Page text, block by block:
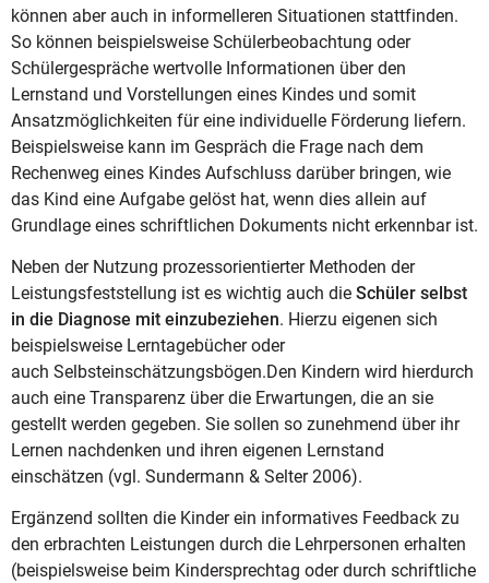
können aber auch in informelleren Situationen stattfinden.
So können beispielsweise Schülerbeobachtung oder
Schülergespräche wertvolle Informationen über den
Lernstand und Vorstellungen eines Kindes und somit
Ansatzmöglichkeiten für eine individuelle Förderung liefern.
Beispielsweise kann im Gespräch die Frage nach dem
Rechenweg eines Kindes Aufschluss darüber bringen, wie
das Kind eine Aufgabe gelöst hat, wenn dies allein auf
Grundlage eines schriftlichen Dokuments nicht erkennbar ist.
Neben der Nutzung prozessorientierter Methoden der
Leistungsfeststellung ist es wichtig auch die Schüler selbst
in die Diagnose mit einzubeziehen. Hierzu eigenen sich
beispielsweise Lerntagebücher oder
auch Selbsteinschätzungsbögen.Den Kindern wird hierdurch
auch eine Transparenz über die Erwartungen, die an sie
gestellt werden gegeben. Sie sollen so zunehmend über ihr
Lernen nachdenken und ihren eigenen Lernstand
einschätzen (vgl. Sundermann & Selter 2006).
Ergänzend sollten die Kinder ein informatives Feedback zu
den erbrachten Leistungen durch die Lehrpersonen erhalten
(beispielsweise beim Kindersprechtag oder durch schriftliche